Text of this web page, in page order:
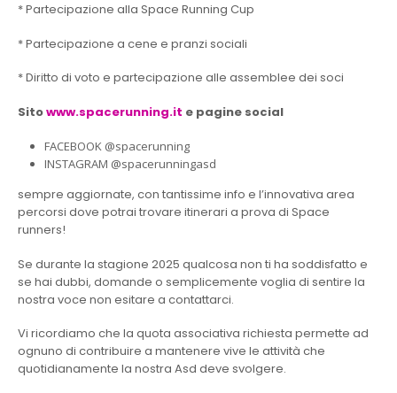
* Partecipazione alla Space Running Cup
* Partecipazione a cene e pranzi sociali
* Diritto di voto e partecipazione alle assemblee dei soci
Sitowww.spacerunning.it e pagine social
FACEBOOK @spacerunning
INSTAGRAM @spacerunningasd
sempre aggiornate, con tantissime info e l’innovativa area
percorsi dove potrai trovare itinerari a prova di Space
runners!
Se durante la stagione 2025 qualcosa non ti ha soddisfatto e
se hai dubbi, domande o semplicemente voglia di sentire la
nostra voce non esitare a contattarci.
Vi ricordiamo che la quota associativa richiesta permette ad
ognuno di contribuire a mantenere vive le attività che
quotidianamente la nostra Asd deve svolgere.